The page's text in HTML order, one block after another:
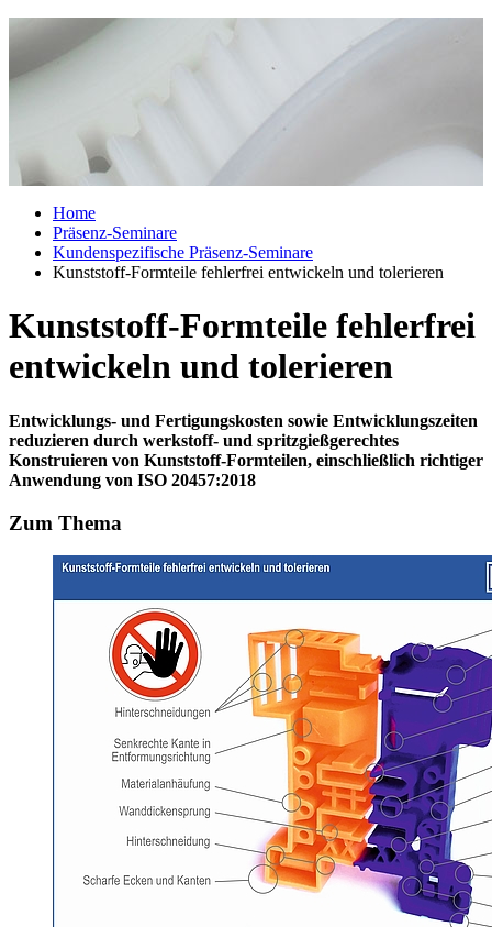
Home
Präsenz-Seminare
Kundenspezifische Präsenz-Seminare
Kunststoff-Formteile fehlerfrei entwickeln und tolerieren
Kunststoff-Formteile fehlerfrei
entwickeln und tolerieren
Entwicklungs- und Fertigungskosten sowie Entwicklungszeiten
reduzieren durch werkstoff- und spritzgießgerechtes
Konstruieren von Kunststoff-Formteilen, einschließlich richtiger
Anwendung von ISO 20457:2018
Zum Thema